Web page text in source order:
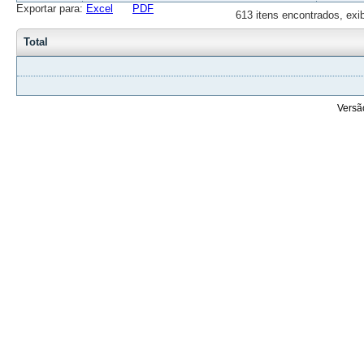
613 itens encontrados,
Exportar para: Excel PDF
Total